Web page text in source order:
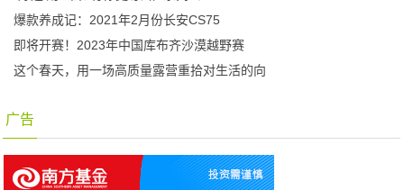
爆款养成记：2021年2月份长安CS75
即将开赛！2023年中国库布齐沙漠越野赛
这个春天，用一场高质量露营重拾对生活的向
广告